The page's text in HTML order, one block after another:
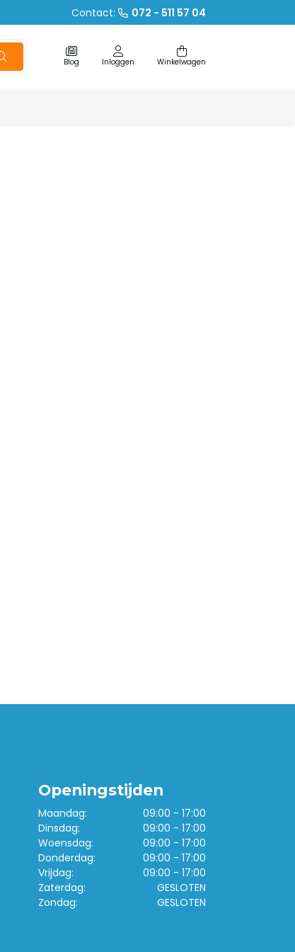
Contact: 072 - 511 57 04
Blog Inloggen Winkelwagen
Openingstijden
Maandag:
09:00 - 17:00
Dinsdag:
09:00 - 17:00
Woensdag:
09:00 - 17:00
Donderdag:
09:00 - 17:00
Vrijdag:
09:00 - 17:00
Zaterdag:
GESLOTEN
Zondag:
GESLOTEN